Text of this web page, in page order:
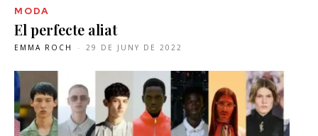
MODA
El perfecte aliat
EMMA ROCH - 29 DE JUNY DE 2022